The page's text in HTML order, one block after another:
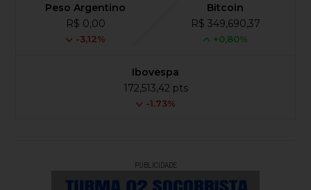
Peso Argentino
R$ 0,00
-3,12%
Bitcoin
R$ 349,690,37
+0,80%
Ibovespa
172,513,42 pts
-1.73%
PUBLICIDADE